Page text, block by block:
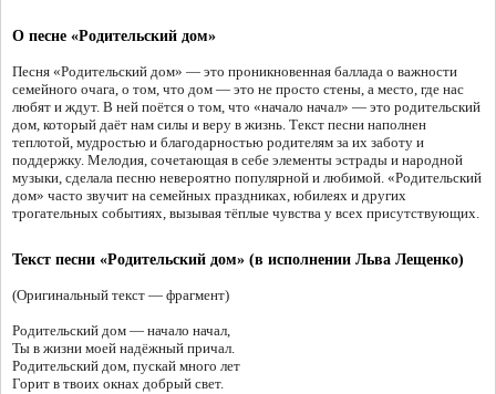
О песне «Родительский дом»
Песня «Родительский дом» — это проникновенная баллада о важности
семейного очага, о том, что дом — это не просто стены, а место, где нас
любят и ждут. В ней поётся о том, что «начало начал» — это родительский
дом, который даёт нам силы и веру в жизнь. Текст песни наполнен
теплотой, мудростью и благодарностью родителям за их заботу и
поддержку. Мелодия, сочетающая в себе элементы эстрады и народной
музыки, сделала песню невероятно популярной и любимой. «Родительский
дом» часто звучит на семейных праздниках, юбилеях и других
трогательных событиях, вызывая тёплые чувства у всех присутствующих.
Текст песни «Родительский дом» (в исполнении Льва Лещенко)
(Оригинальный текст — фрагмент)
Родительский дом — начало начал,
Ты в жизни моей надёжный причал.
Родительский дом, пускай много лет
Горит в твоих окнах добрый свет.